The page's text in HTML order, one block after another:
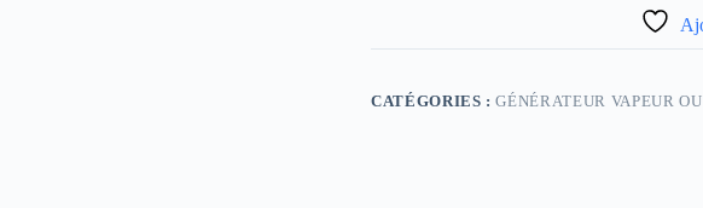
CATÉGORIES :GÉNÉRATEUR VAPEUR